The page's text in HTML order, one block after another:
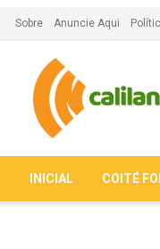
Sobre Anuncie Aqui
INICIAL COITÉ